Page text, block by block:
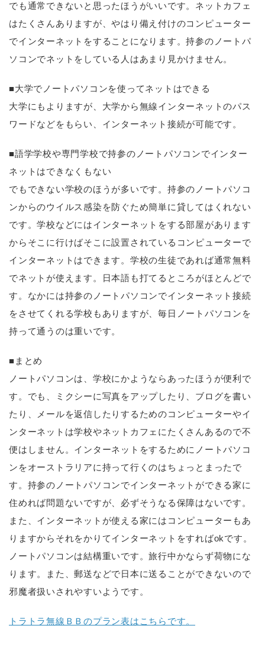
でも通常できないと思ったほうがいいです。ネットカフェ
はたくさんありますが、やはり備え付けのコンピューター
でインターネットをすることになります。持参のノートパ
ソコンでネットをしている人はあまり見かけません。
■大学でノートパソコンを使ってネットはできる
大学にもよりますが、大学から無線インターネットのパス
ワードなどをもらい、インターネット接続が可能です。
■語学学校や専門学校で持参のノートパソコンでインター
ネットはできなくもない
でもできない学校のほうが多いです。持参のノートパソコ
ンからのウイルス感染を防ぐため簡単に貸してはくれない
です。学校などにはインターネットをする部屋があります
からそこに行けばそこに設置されているコンピューターで
インターネットはできます。学校の生徒であれば通常無料
でネットが使えます。日本語も打てるところがほとんどで
す。なかには持参のノートパソコンでインターネット接続
をさせてくれる学校もありますが、毎日ノートパソコンを
持って通うのは重いです。
■まとめ
ノートパソコンは、学校にかようならあったほうが便利で
す。でも、ミクシーに写真をアップしたり、ブログを書い
たり、メールを返信したりするためのコンピューターやイ
ンターネットは学校やネットカフェにたくさんあるので不
便はしません。インターネットをするためにノートパソコ
ンをオーストラリアに持って行くのはちょっとまったで
す。持参のノートパソコンでインターネットができる家に
住めれば問題ないですが、必ずそうなる保障はないです。
また、インターネットが使える家にはコンピューターもあ
りますからそれをかりてインターネットをすればokです。
ノートパソコンは結構重いです。旅行中かならず荷物にな
ります。また、郵送などで日本に送ることができないので
邪魔者扱いされやすいようです。
トラトラ無線ＢＢのプラン表はこちらです。